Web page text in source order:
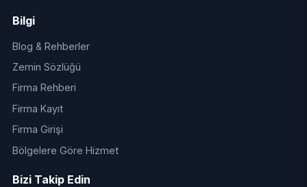
Bilgi
Blog & Rehberler
Zemin Sözlüğü
Firma Rehberi
Firma Kayıt
Firma Girişi
Bölgelere Göre Hizmet
Bizi Takip Edin